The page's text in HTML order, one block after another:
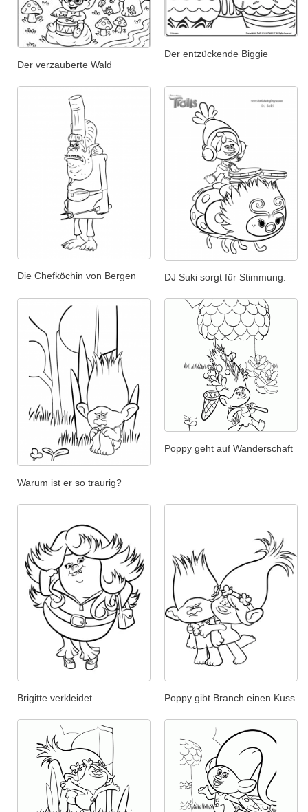
Der verzauberte Wald
Der entzückende Biggie
Die Chefköchin von Bergen DJ Suki sorgt für Stimmung.
Warum ist er so traurig?
Poppy geht auf Wanderschaft
Brigitte verkleidet Poppy gibt Branch einen Kuss.